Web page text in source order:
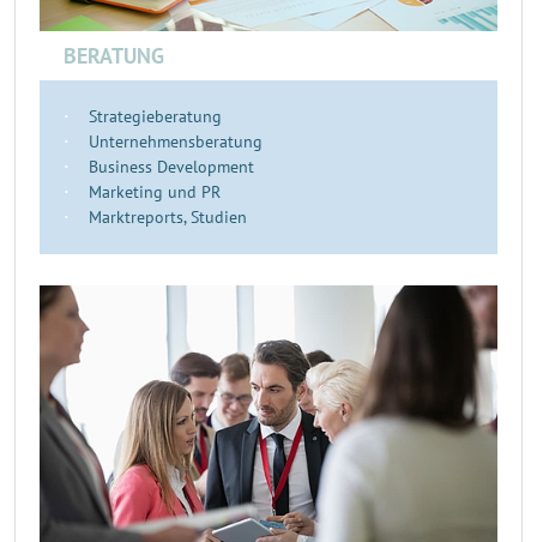
BERATUNG
Strategieberatung
Unternehmensberatung
Business Development
Marketing und PR
Marktreports, Studien